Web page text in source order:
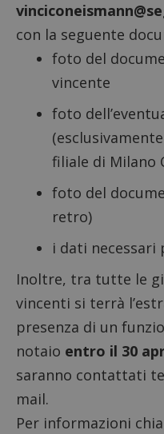
con la seguente
foto del
vincente
foto
filiale di Milano
foto del
retro)
i dati necessari
Inoltre, tra tutte le
vincenti si terrà
presenza di un
notaio entro il 30
saranno contattati
mail.
Per informazioni